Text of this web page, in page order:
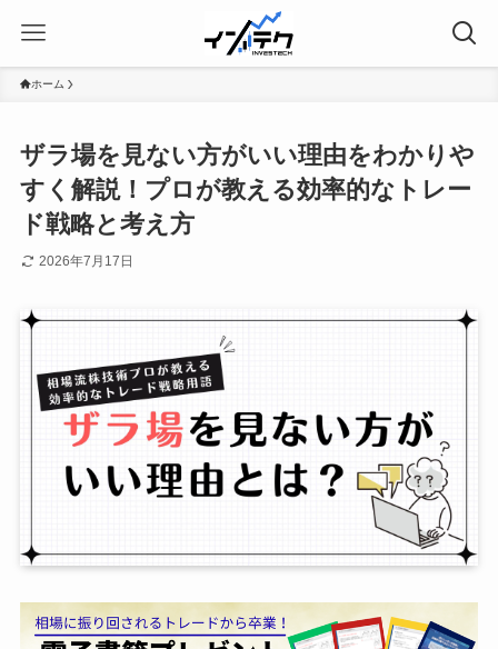
ホーム
ザラ場を見ない方がいい理由をわかりや
すく解説！プロが教える効率的なトレー
ド戦略と考え方
2026年7月17日